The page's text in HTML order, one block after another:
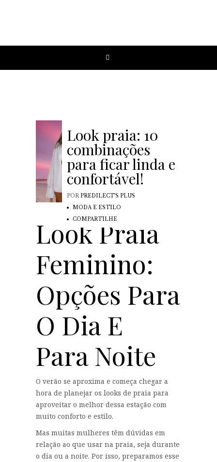
Look praia: 10
combinações
para ficar linda e
confortável!
PORPREDILECT'S PLUS
MODA E ESTILO
COMPARTILHE
Look Praia
Feminino:
Opções Para
O Dia E
Para Noite
O verão se aproxima e começa chegar a
hora de planejar os looks de praia para
aproveitar o melhor dessa estação com
muito conforto e estilo.
Mas muitas mulheres têm dúvidas em
relação ao que usar na praia, seja durante
o dia ou a noite. Por isso, preparamos esse